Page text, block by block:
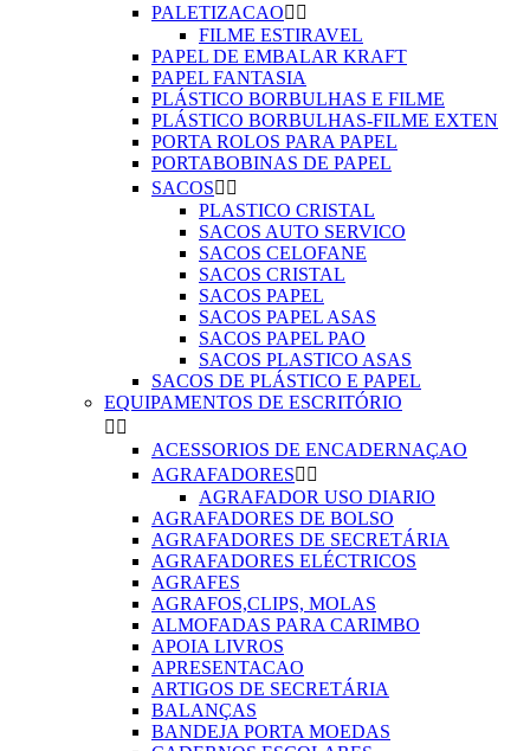
PALETIZACAO 
FILME ESTIRAVEL
PAPEL DE EMBALAR KRAFT
PAPEL FANTASIA
PLÁSTICO BORBULHAS E FILME
PLÁSTICO BORBULHAS-FILME EXTEN
PORTA ROLOS PARA PAPEL
PORTABOBINAS DE PAPEL
SACOS 
PLASTICO CRISTAL
SACOS AUTO SERVICO
SACOS CELOFANE
SACOS CRISTAL
SACOS PAPEL
SACOS PAPEL ASAS
SACOS PAPEL PAO
SACOS PLASTICO ASAS
SACOS DE PLÁSTICO E PAPEL
EQUIPAMENTOS DE ESCRITÓRIO
 
ACESSORIOS DE ENCADERNAÇAO
AGRAFADORES 
AGRAFADOR USO DIARIO
AGRAFADORES DE BOLSO
AGRAFADORES DE SECRETÁRIA
AGRAFADORES ELÉCTRICOS
AGRAFES
AGRAFOS,CLIPS, MOLAS
ALMOFADAS PARA CARIMBO
APOIA LIVROS
APRESENTACAO
ARTIGOS DE SECRETÁRIA
BALANÇAS
BANDEJA PORTA MOEDAS